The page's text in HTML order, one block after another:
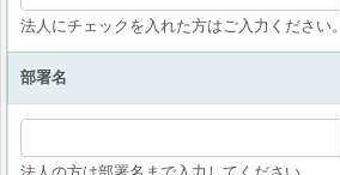
法人にチェックを入れた方はご入力ください。
部署名